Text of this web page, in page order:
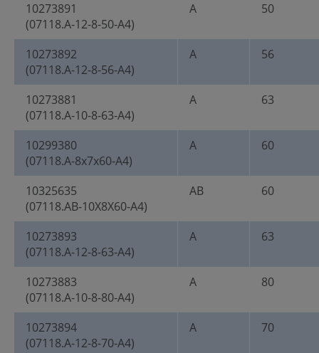
10273891
(07118.A-12-8-50-A4)
A 50
10273892
(07118.A-12-8-56-A4)
A 56
10273881
(07118.A-10-8-63-A4)
A 63
10299380
(07118.A-8x7x60-A4)
A 60
10325635
(07118.AB-10X8X60-A4)
AB 60
10273893
(07118.A-12-8-63-A4)
A 63
10273883
(07118.A-10-8-80-A4)
A 80
10273894
(07118.A-12-8-70-A4)
A 70